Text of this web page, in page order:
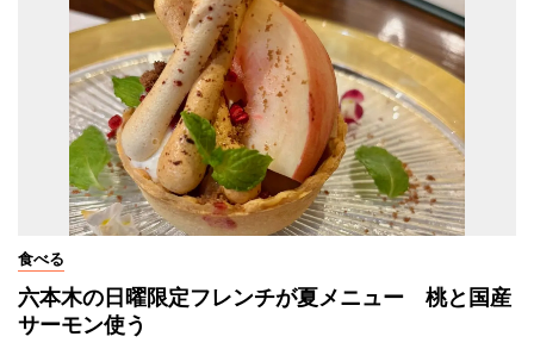
食べる
六本木の日曜限定フレンチが夏メニュー 桃と国産
サーモン使う